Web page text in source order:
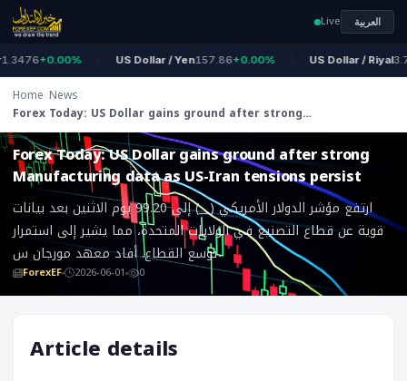
Live العربية
+0.00% US Dollar / Yen157.86+0.00% US Dollar / Riyal
Home News
Forex Today: US Dollar gains ground after strong
Manufacturing data as US-Iran tensions persist
ForexEF
Forex Today: US Dollar gains ground after strong
Manufacturing data as US-Iran tensions persist
ارتفع مؤشر الدولار الأمريكي (__) إلى 99.20 يوم الاثنين بعد بيانات
قوية عن قطاع التصنيع في الولايات المتحدة، مما يشير إلى استمرار
توسع القطاع. أفاد معهد مورجان س
ForexEF 2026-06-01 0
Article details